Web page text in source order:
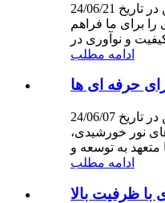
24/06/21
را برای ما فراهم
ادامه مطلب
حرفه ای ها
24/06/07
نور خورشیدی،
ادامه مطلب
ظرفیت بالا